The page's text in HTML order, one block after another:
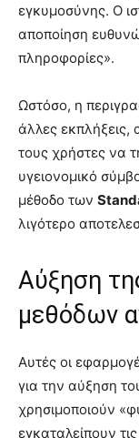
εγκυμοσύνης. Ο
αποποίηση
πληροφορίες».
Ωστόσο, η
άλλες εκπλήξεις,
τους χρήστες να
υγειονομικό
μέθοδο των
λιγότερο
Αύξηση
μεθόδων
Αυτές οι
για την αύξηση
χρησιμοποιούν
εγκαταλείπουν